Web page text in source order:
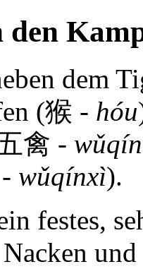
dem
(猴 - hóu
禽 - wǔqín
wǔqínxì).
festes,